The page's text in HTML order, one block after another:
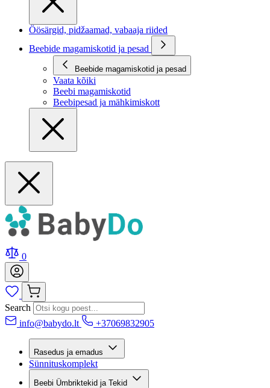
Öösärgid, pidžaamad, vabaaja riided
Beebide magamiskotid ja pesad
Beebide magamiskotid ja pesad
Vaata kõiki
Beebi magamiskotid
Beebipesad ja mähkimiskott
0
Search
info@babydo.lt
+37069832905
Rasedus ja emadus
Sünnituskomplekt
Beebi Ümbriktekid ja Tekid